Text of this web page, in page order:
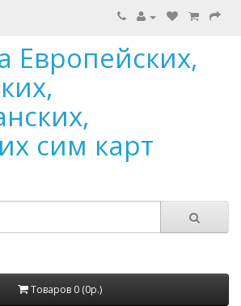
Европейских,
сим карт
Товаров 0 (0р.)